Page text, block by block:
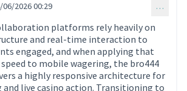
au commentaire 2238)
06/2026 00:29 …
platforms rely heavily on
and real-time interaction to
engaged, and when applying that
to mobile wagering, the bro444
a highly responsive architecture for
live casino action. Transitioning to